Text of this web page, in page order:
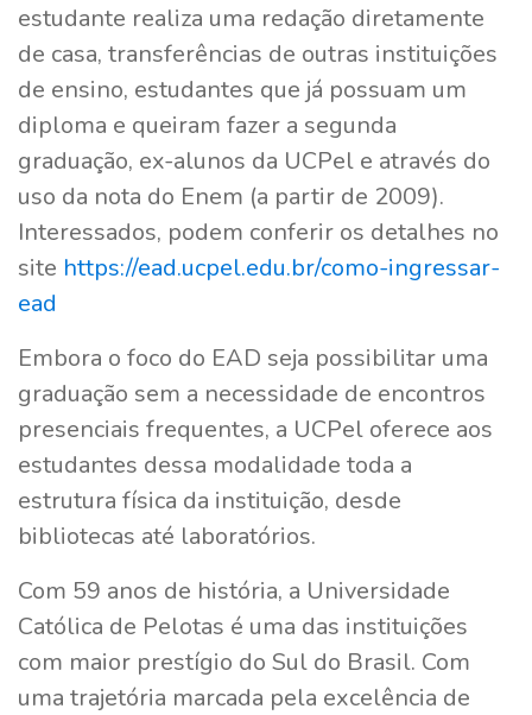
estudante realiza uma redação diretamente
de casa, transferências de outras instituições
de ensino, estudantes que já possuam um
diploma e queiram fazer a segunda
graduação, ex-alunos da UCPel e através do
uso da nota do Enem (a partir de 2009).
Interessados, podem conferir os detalhes no
site https://ead.ucpel.edu.br/como-ingressar-
ead
Embora o foco do EAD seja possibilitar uma
graduação sem a necessidade de encontros
presenciais frequentes, a UCPel oferece aos
estudantes dessa modalidade toda a
estrutura física da instituição, desde
bibliotecas até laboratórios.
Com 59 anos de história, a Universidade
Católica de Pelotas é uma das instituições
com maior prestígio do Sul do Brasil. Com
uma trajetória marcada pela excelência de